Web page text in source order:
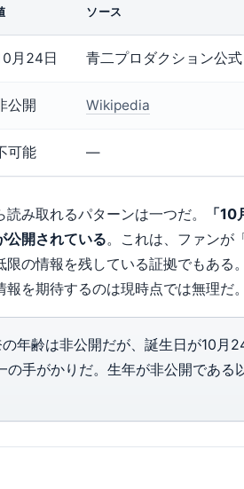
ソース
月24日 青二プロダクション公式
公開 Wikipedia
可能 —
み取れるパターンは一つだ。
「
公開されている。これは、ファンが
限の情報を残している証拠でもある
報を期待するのは現時点では無理だ
年齢は非公開だが、誕生日が10月
の手がかりだ。生年が非公開である